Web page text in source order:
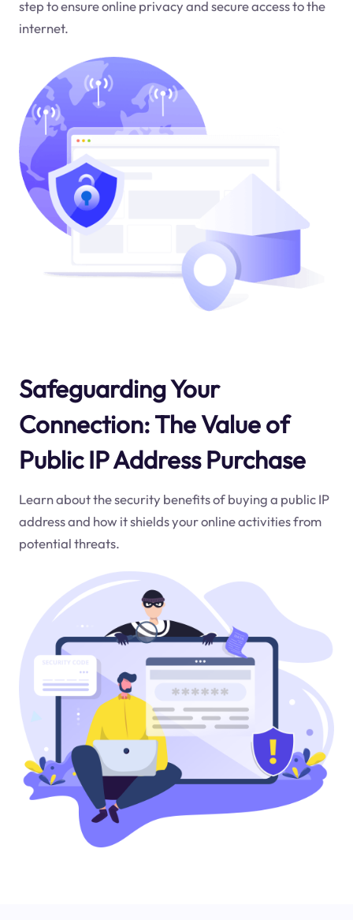
step to ensure online privacy and secure access to the
internet.
Safeguarding Your
Connection: The Value of
Public IP Address Purchase
Learn about the security benefits of buying a public IP
address and how it shields your online activities from
potential threats.